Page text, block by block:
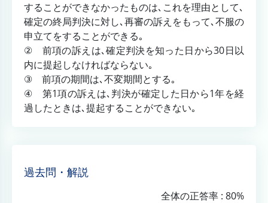
することができなかったものは､これを理由として､
確定の終局判決に対し､再審の訴えをもって､不服の
申立てをすることができる｡
② 前項の訴えは､確定判決を知った日から30日以
内に提起しなければならない｡
③ 前項の期間は､不変期間とする｡
④ 第1項の訴えは､判決が確定した日から1年を経
過したときは､提起することができない｡
過去問・解説
全体の正答率 : 80%